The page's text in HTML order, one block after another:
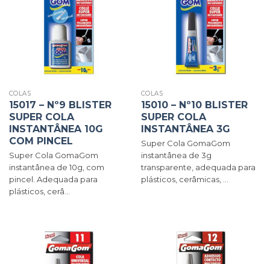
COLAS
15017 – Nº9 BLISTER
SUPER COLA
INSTANTÂNEA 10G
COM PINCEL
Super Cola GomaGom
instantânea de 10g, com
pincel. Adequada para
plásticos, cerâ...
COLAS
15010 – Nº10 BLISTER
SUPER COLA
INSTANTÂNEA 3G
Super Cola GomaGom
instantânea de 3g
transparente, adequada para
plásticos, cerâmicas, ...